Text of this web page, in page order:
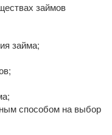
займов
займа;
способом на выбор